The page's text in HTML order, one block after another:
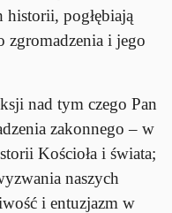
pogłębiają
zgromadzenia i jego
nad tym czego Pan
zakonnego – w
Kościoła i świata;
naszych
i entuzjazm w